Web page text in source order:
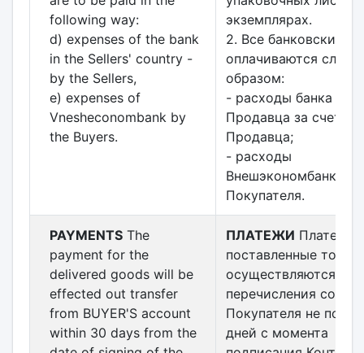
following way:
d) expenses of the bank
in the Sellers' country -
by the Sellers,
e) expenses of
Vnesheconombank by
the Buyers.
экземплярах.
2. Все банковские
оплачиваются
образом:
- расходы банка
Продавца за счет
Продавца;
- расходы
Внешэкономбанка за
Покупателя.
PAYMENTSThe
payment for the
delivered goods will be
effected out transfer
from BUYER'S account
within 30 days from the
ПЛАТЕЖИ Платежи
поставленные
осуществляются
перечисления со
Покупателя не
дней с момента